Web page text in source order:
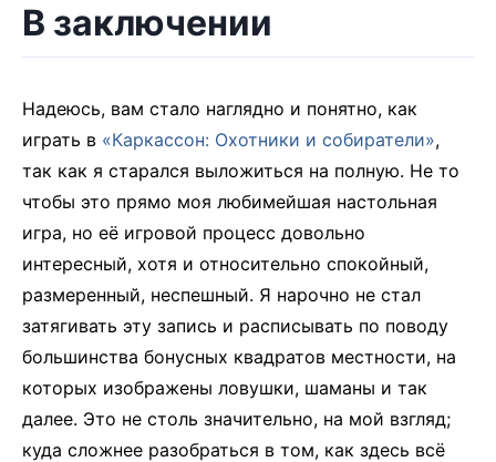
В заключении
Надеюсь, вам стало наглядно и понятно, как
играть в «Каркассон: Охотники и собиратели»,
так как я старался выложиться на полную. Не то
чтобы это прямо моя любимейшая настольная
игра, но её игровой процесс довольно
интересный, хотя и относительно спокойный,
размеренный, неспешный. Я нарочно не стал
затягивать эту запись и расписывать по поводу
большинства бонусных квадратов местности, на
которых изображены ловушки, шаманы и так
далее. Это не столь значительно, на мой взгляд;
куда сложнее разобраться в том, как здесь всё